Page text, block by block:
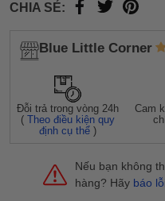
CHIA SẺ:
Blue Little Corner
Đỗi trả trong vòng 24h
(Theo điều kiện quy
định cụ thể )
Cam
Nếu bạn không
hàng? Hãy báo lỗi